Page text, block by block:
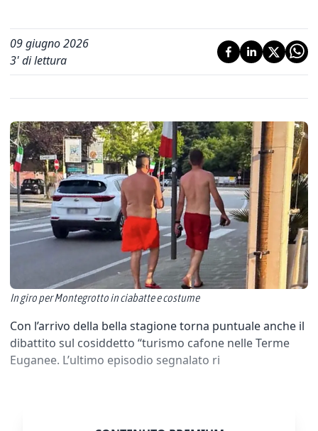
09 giugno 2026
3' di lettura
In giro per Montegrotto in ciabatte e costume
Con l’arrivo della bella stagione torna puntuale anche il
dibattito sul cosiddetto “turismo cafone nelle Terme
Euganee. L’ultimo episodio segnalato ri